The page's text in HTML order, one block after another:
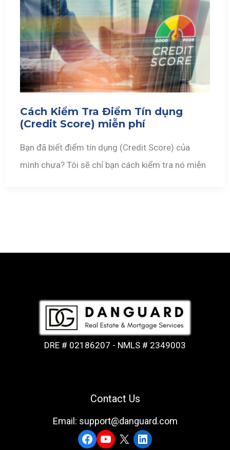
Cách Kiểm Tra Điểm Tín dụng
(Credit Score) miễn phí
Bạn đã biết điểm tín dụng (Credit Score) của
mình chưa? Tôi sẽ chỉ bạn cách kiểm tra nó miễn
DRE # 02186207 - NMLS # 2349003
Contact Us
Email: support@danguard.com
Facebook
YouTube
X LinkedIn